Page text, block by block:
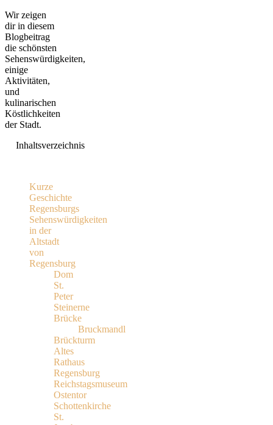
Wir zeigen
dir in diesem
Blogbeitrag
die schönsten
Sehenswürdigkeiten,
einige
Aktivitäten,
und
kulinarischen
Köstlichkeiten
der Stadt.
Inhaltsverzeichnis
Kurze
Geschichte
Regensburgs
Sehenswürdigkeiten
in der
Altstadt
von
Regensburg
Dom
St.
Peter
Steinerne
Brücke
Bruckmandl
Brückturm
Altes
Rathaus
Regensburg
Reichstagsmuseum
Ostentor
Schottenkirche
St.